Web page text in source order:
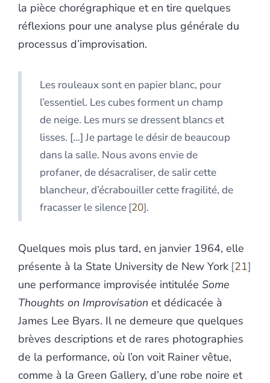
la pièce chorégraphique et en tire quelques
réflexions pour une analyse plus générale du
processus d’improvisation.
Les rouleaux sont en papier blanc, pour
l’essentiel. Les cubes forment un champ
de neige. Les murs se dressent blancs et
lisses. […] Je partage le désir de beaucoup
dans la salle. Nous avons envie de
profaner, de désacraliser, de salir cette
blancheur, d’écrabouiller cette fragilité, de
fracasser le silence 20 .
Quelques mois plus tard, en janvier 1964, elle
présente à la State University de New York 21
une performance improvisée intitulée Some
Thoughts on Improvisation et dédicacée à
James Lee Byars. Il ne demeure que quelques
brèves descriptions et de rares photographies
de la performance, où l’on voit Rainer vêtue,
comme à la Green Gallery, d’une robe noire et